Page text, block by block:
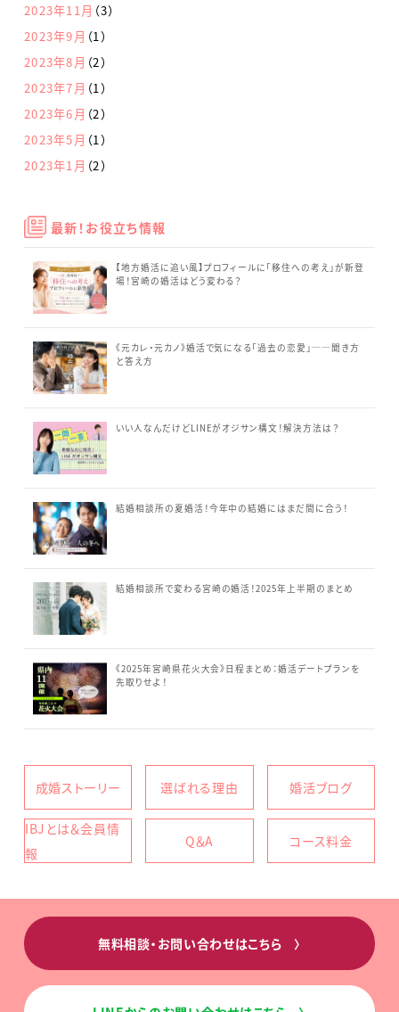
2023年11月 （3）
2023年9月 （1）
2023年8月 （2）
2023年7月 （1）
2023年6月 （2）
2023年5月 （1）
2023年1月 （2）
最新！お役立ち情報
【地方婚活に追い風】プロフィールに「移住への考え」が新登
場！宮崎の婚活はどう変わる？
《元カレ・元カノ》婚活で気になる「過去の恋愛」──聞き方
と答え方
いい人なんだけどLINEがオジサン構文！解決方法は？
結婚相談所の夏婚活！今年中の結婚にはまだ間に合う！
結婚相談所で変わる宮崎の婚活！2025年上半期のまとめ
《2025年宮崎県花火大会》日程まとめ：婚活デートプランを
先取りせよ！
成婚ストーリー 選ばれる理由 婚活ブログ
IBJとは＆会員情
報
Q＆A コース料金
無料相談・お問い合わせはこちら〉